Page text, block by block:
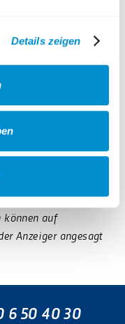
Details zeigen
Abfahrtzeiten.
Abfahrtzeiten
der DFI die Linien
Abfahrtzeiten unter
sonstige
können auf
Anzeiger angesagt
6 50 40 30